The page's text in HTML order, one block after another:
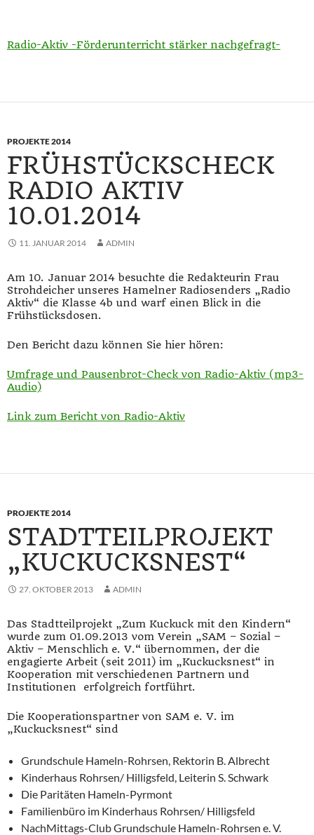
Radio-Aktiv -Förderunterricht stärker nachgefragt-
PROJEKTE 2014
FRÜHSTÜCKSCHECK
RADIO AKTIV
10.01.2014
11. JANUAR 2014 ADMIN
Am 10. Januar 2014 besuchte die Redakteurin Frau
Strohdeicher unseres Hamelner Radiosenders „Radio
Aktiv“ die Klasse 4b und warf einen Blick in die
Frühstücksdosen.
Den Bericht dazu können Sie hier hören:
Umfrage und Pausenbrot-Check von Radio-Aktiv (mp3-
Audio)
Link zum Bericht von Radio-Aktiv
PROJEKTE 2014
STADTTEILPROJEKT
„KUCKUCKSNEST“
27. OKTOBER 2013 ADMIN
Das Stadtteilprojekt „Zum Kuckuck mit den Kindern“
wurde zum 01.09.2013 vom Verein „SAM – Sozial –
Aktiv – Menschlich e. V.“ übernommen, der die
engagierte Arbeit (seit 2011) im „Kuckucksnest“ in
Kooperation mit verschiedenen Partnern und
Institutionen erfolgreich fortführt.
Die Kooperationspartner von SAM e. V. im
„Kuckucksnest“ sind
Grundschule Hameln-Rohrsen, Rektorin B. Albrecht
Kinderhaus Rohrsen/ Hilligsfeld, Leiterin S. Schwark
Die Paritäten Hameln-Pyrmont
Familienbüro im Kinderhaus Rohrsen/ Hilligsfeld
NachMittags-Club Grundschule Hameln-Rohrsen e. V.